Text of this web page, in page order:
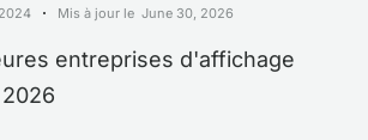
Mis à jour le June 30, 2026